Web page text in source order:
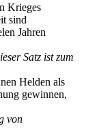
Krieges
sind
Jahren
Satz ist zum
Helden als
gewinnen,
von